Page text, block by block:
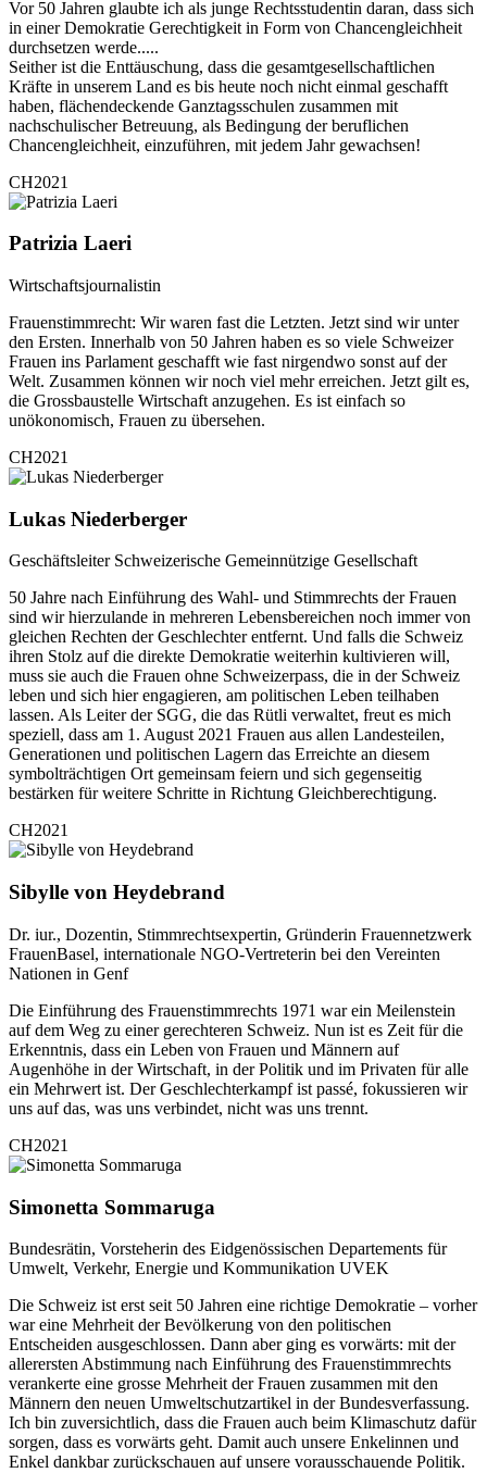
Vor 50 Jahren glaubte ich als junge Rechtsstudentin daran, dass sich
in einer Demokratie Gerechtigkeit in Form von Chancengleichheit
durchsetzen werde.....
Seither ist die Enttäuschung, dass die gesamtgesellschaftlichen
Kräfte in unserem Land es bis heute noch nicht einmal geschafft
haben, flächendeckende Ganztagsschulen zusammen mit
nachschulischer Betreuung, als Bedingung der beruflichen
Chancengleichheit, einzuführen, mit jedem Jahr gewachsen!
CH2021
Patrizia Laeri
Wirtschaftsjournalistin
Frauenstimmrecht: Wir waren fast die Letzten. Jetzt sind wir unter
den Ersten. Innerhalb von 50 Jahren haben es so viele Schweizer
Frauen ins Parlament geschafft wie fast nirgendwo sonst auf der
Welt. Zusammen können wir noch viel mehr erreichen. Jetzt gilt es,
die Grossbaustelle Wirtschaft anzugehen. Es ist einfach so
unökonomisch, Frauen zu übersehen.
CH2021
Lukas Niederberger
Geschäftsleiter Schweizerische Gemeinnützige Gesellschaft
50 Jahre nach Einführung des Wahl- und Stimmrechts der Frauen
sind wir hierzulande in mehreren Lebensbereichen noch immer von
gleichen Rechten der Geschlechter entfernt. Und falls die Schweiz
ihren Stolz auf die direkte Demokratie weiterhin kultivieren will,
muss sie auch die Frauen ohne Schweizerpass, die in der Schweiz
leben und sich hier engagieren, am politischen Leben teilhaben
lassen. Als Leiter der SGG, die das Rütli verwaltet, freut es mich
speziell, dass am 1. August 2021 Frauen aus allen Landesteilen,
Generationen und politischen Lagern das Erreichte an diesem
symbolträchtigen Ort gemeinsam feiern und sich gegenseitig
bestärken für weitere Schritte in Richtung Gleichberechtigung.
CH2021
Sibylle von Heydebrand
Dr. iur., Dozentin, Stimmrechtsexpertin, Gründerin Frauennetzwerk
FrauenBasel, internationale NGO-Vertreterin bei den Vereinten
Nationen in Genf
Die Einführung des Frauenstimmrechts 1971 war ein Meilenstein
auf dem Weg zu einer gerechteren Schweiz. Nun ist es Zeit für die
Erkenntnis, dass ein Leben von Frauen und Männern auf
Augenhöhe in der Wirtschaft, in der Politik und im Privaten für alle
ein Mehrwert ist. Der Geschlechterkampf ist passé, fokussieren wir
uns auf das, was uns verbindet, nicht was uns trennt.
CH2021
Simonetta Sommaruga
Bundesrätin, Vorsteherin des Eidgenössischen Departements für
Umwelt, Verkehr, Energie und Kommunikation UVEK
Die Schweiz ist erst seit 50 Jahren eine richtige Demokratie – vorher
war eine Mehrheit der Bevölkerung von den politischen
Entscheiden ausgeschlossen. Dann aber ging es vorwärts: mit der
allerersten Abstimmung nach Einführung des Frauenstimmrechts
verankerte eine grosse Mehrheit der Frauen zusammen mit den
Männern den neuen Umweltschutzartikel in der Bundesverfassung.
Ich bin zuversichtlich, dass die Frauen auch beim Klimaschutz dafür
sorgen, dass es vorwärts geht. Damit auch unsere Enkelinnen und
Enkel dankbar zurückschauen auf unsere vorausschauende Politik.